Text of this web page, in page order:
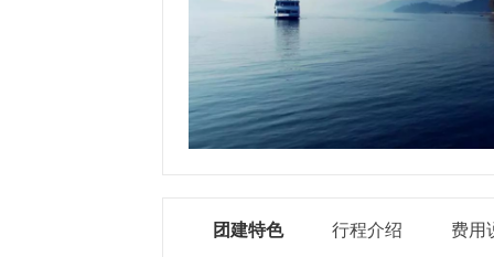
团建特色 行程介绍 费用